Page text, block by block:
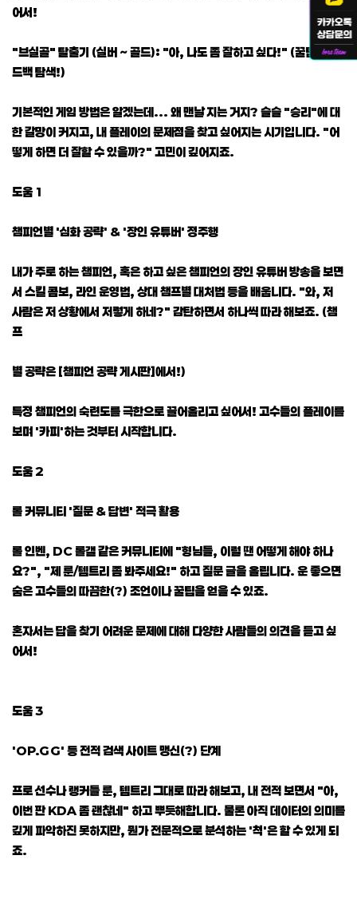
어서!
"브실골" 탈출기 (실버 ~ 골드): "아, 나도 좀 잘하고 싶다!" (꿀팁 & 피
드백 탐색!)
기본적인 게임 방법은 알겠는데... 왜 맨날 지는 거지? 슬슬 "승리"에 대
한 갈망이 커지고, 내 플레이의 문제점을 찾고 싶어지는 시기입니다. "어
떻게 하면 더 잘할 수 있을까?" 고민이 깊어지죠.
도움 1
챔피언별 '심화 공략' & '장인 유튜버' 정주행
내가 주로 하는 챔피언, 혹은 하고 싶은 챔피언의 장인 유튜버 방송을 보면
서 스킬 콤보, 라인 운영법, 상대 챔프별 대처법 등을 배웁니다. "와, 저
사람은 저 상황에서 저렇게 하네?" 감탄하면서 하나씩 따라 해보죠. (챔
프
별 공략은 [챔피언 공략 게시판]에서!)
특정 챔피언의 숙련도를 극한으로 끌어올리고 싶어서! 고수들의 플레이를
보며 '카피'하는 것부터 시작합니다.
도움 2
롤 커뮤니티 '질문 & 답변' 적극 활용
롤 인벤, DC 롤갤 같은 커뮤니티에 "형님들, 이럴 땐 어떻게 해야 하나
요?", "제 룬/템트리 좀 봐주세요!" 하고 질문 글을 올립니다. 운 좋으면
숨은 고수들의 따끔한(?) 조언이나 꿀팁을 얻을 수 있죠.
혼자서는 답을 찾기 어려운 문제에 대해 다양한 사람들의 의견을 듣고 싶
어서!
도움 3
'OP.GG' 등 전적 검색 사이트 맹신(?) 단계
프로 선수나 랭커들 룬, 템트리 그대로 따라 해보고, 내 전적 보면서 "아,
이번 판 KDA 좀 괜찮네" 하고 뿌듯해합니다. 물론 아직 데이터의 의미를
깊게 파악하진 못하지만, 뭔가 전문적으로 분석하는 '척'은 할 수 있게 되
죠.